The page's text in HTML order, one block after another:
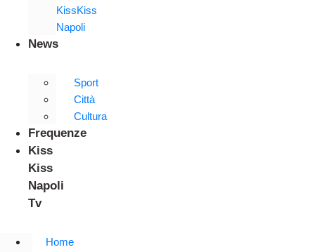
KissKiss
Napoli
News
Sport
Città
Cultura
Frequenze
Kiss
Kiss
Napoli
Tv
Home